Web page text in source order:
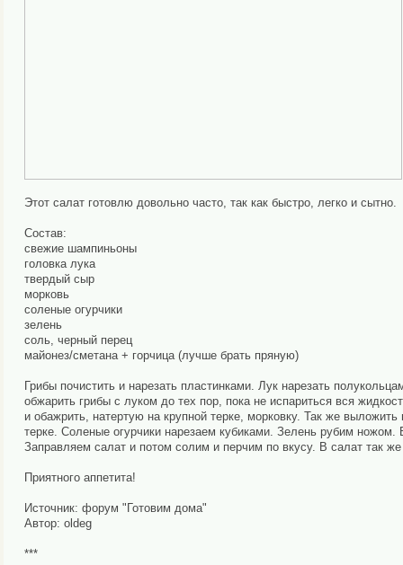
Этот салат готовлю довольно часто, так как быстро, легко и сытно.
Состав:
свежие шампиньоны
головка лука
твердый сыр
морковь
соленые огурчики
зелень
соль, черный перец
майонез/сметана + горчица (лучше брать пряную)
Грибы почистить и нарезать пластинками. Лук нарезать
обжарить грибы с луком до тех пор, пока не испариться вся
и обажрить, натертую на крупной терке, морковку. Так же
терке. Соленые огурчики нарезаем кубиками. Зелень рубим
Заправляем салат и потом солим и перчим по вкусу. В салат так
Приятного аппетита!
Источник: форум "Готовим дома"
Автор: oldeg
***